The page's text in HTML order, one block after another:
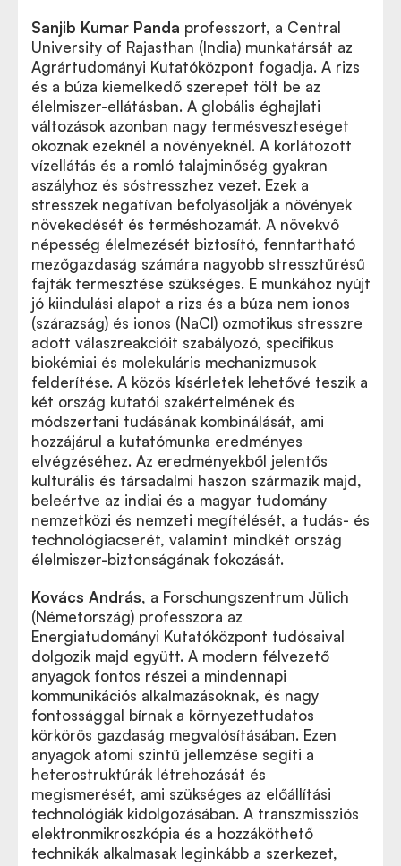
Sanjib Kumar Panda professzort, a Central
University of Rajasthan (India) munkatársát az
Agrártudományi Kutatóközpont fogadja. A rizs
és a búza kiemelkedő szerepet tölt be az
élelmiszer-ellátásban. A globális éghajlati
változások azonban nagy termésveszteséget
okoznak ezeknél a növényeknél. A korlátozott
vízellátás és a romló talajminőség gyakran
aszályhoz és sóstresszhez vezet. Ezek a
stresszek negatívan befolyásolják a növények
növekedését és terméshozamát. A növekvő
népesség élelmezését biztosító, fenntartható
mezőgazdaság számára nagyobb stressztűrésű
fajták termesztése szükséges. E munkához nyújt
jó kiindulási alapot a rizs és a búza nem ionos
(szárazság) és ionos (NaCl) ozmotikus stresszre
adott válaszreakcióit szabályozó, specifikus
biokémiai és molekuláris mechanizmusok
felderítése. A közös kísérletek lehetővé teszik a
két ország kutatói szakértelmének és
módszertani tudásának kombinálását, ami
hozzájárul a kutatómunka eredményes
elvégzéséhez. Az eredményekből jelentős
kulturális és társadalmi haszon származik majd,
beleértve az indiai és a magyar tudomány
nemzetközi és nemzeti megítélését, a tudás- és
technológiacserét, valamint mindkét ország
élelmiszer-biztonságának fokozását.
Kovács András, a Forschungszentrum Jülich
(Németország) professzora az
Energiatudományi Kutatóközpont tudósaival
dolgozik majd együtt. A modern félvezető
anyagok fontos részei a mindennapi
kommunikációs alkalmazásoknak, és nagy
fontossággal bírnak a környezettudatos
körkörös gazdaság megvalósításában. Ezen
anyagok atomi szintű jellemzése segíti a
heterostruktúrák létrehozását és
megismerését, ami szükséges az előállítási
technológiák kidolgozásában. A transzmissziós
elektronmikroszkópia és a hozzáköthető
technikák alkalmasak leginkább a szerkezet,